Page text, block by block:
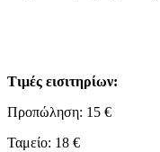
Τιμές εισιτηρίων:
Προπώληση: 15 €
Ταμείο: 18 €